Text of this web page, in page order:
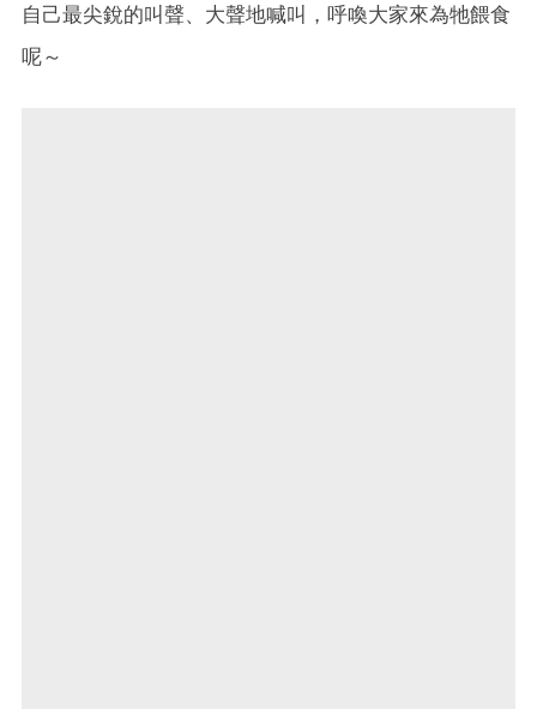
自己最尖銳的叫聲、大聲地喊叫，呼喚大家來為牠餵食
呢～